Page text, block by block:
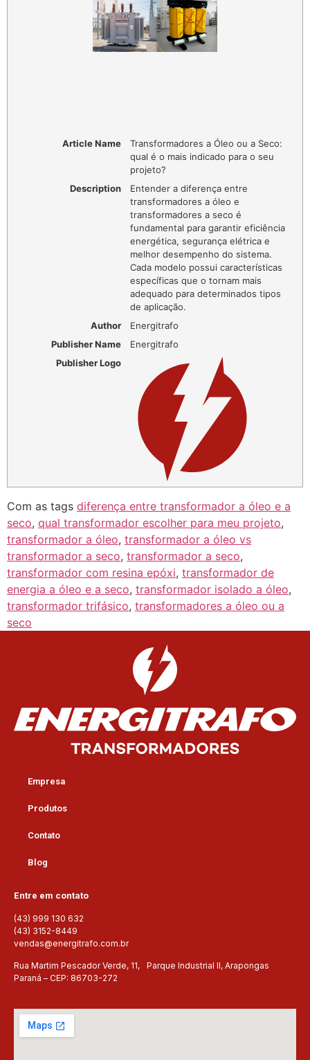
Article Name
Transformadores a Óleo ou a Seco:
qual é o mais indicado para o seu
projeto?
Description
Entender a diferença entre
transformadores a óleo e
transformadores a seco é
fundamental para garantir eficiência
energética, segurança elétrica e
melhor desempenho do sistema.
Cada modelo possui características
específicas que o tornam mais
adequado para determinados tipos
de aplicação.
Author
Energitrafo
Publisher Name
Energitrafo
Publisher Logo
Com as tags diferença entre transformador a óleo e a
seco, qual transformador escolher para meu projeto,
transformador a óleo, transformador a óleo vs
transformador a seco, transformador a seco,
transformador com resina epóxi, transformador de
energia a óleo e a seco, transformador isolado a óleo,
transformador trifásico, transformadores a óleo ou a
seco
Empresa
Produtos
Contato
Blog
Entre em contato
(43) 999 130 632
(43) 3152-8449
vendas@energitrafo.com.br
Rua Martim Pescador Verde, 11, Parque Industrial II, Arapongas
Paraná – CEP: 86703-272